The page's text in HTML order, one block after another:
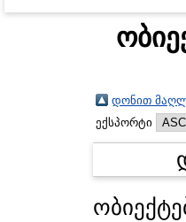
დონით
ექსპორტი